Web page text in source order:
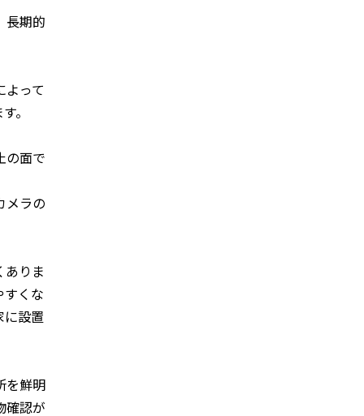
長期的
よって
。
の面で
メラの
ありま
すくな
に設置
を鮮明
確認が